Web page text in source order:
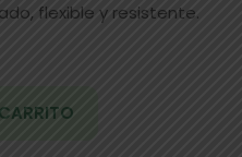
flexible y resistente.